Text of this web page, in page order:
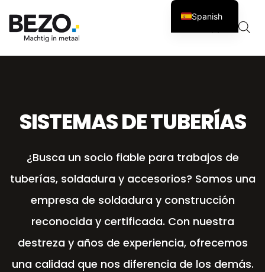
Carro
0
SISTEMAS DE TUBERÍAS
¿Busca un socio fiable para trabajos de
tuberías, soldadura y accesorios? Somos una
empresa de soldadura y construcción
reconocida y certificada. Con nuestra
destreza y años de experiencia, ofrecemos
una calidad que nos diferencia de los demás.
Spanish